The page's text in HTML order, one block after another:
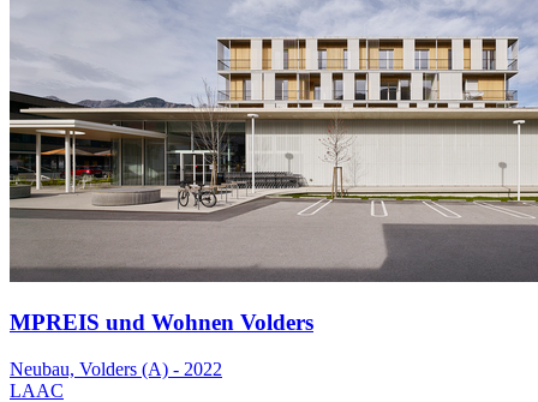
MPREIS und Wohnen Volders
Neubau, Volders (A) - 2022
LAAC